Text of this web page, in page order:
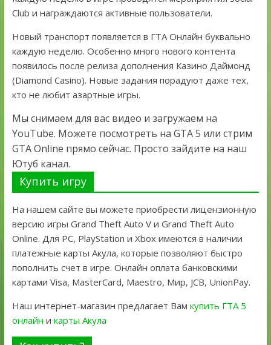
Club и награждаются активные пользователи.
Новый транспорт появляется в ГТА Онлайн буквально
каждую неделю. Особенно много нового контента
появилось после релиза дополнения Казино Даймонд
(Diamond Casino). Новые задания порадуют даже тех,
кто не любит азартные игры.
Мы снимаем для вас видео и загружаем на
YouTube. Можете посмотреть на GTA 5 или стрим
GTA Online прямо сейчас. Просто зайдите на наш
Ютуб канал.
Купить игру
На нашем сайте вы можете приобрести лицензионную
версию игры Grand Theft Auto V и Grand Theft Auto
Online. Для PC, PlayStation и Xbox имеются в наличии
платежные карты Акула, которые позволяют быстро
пополнить счет в игре. Онлайн оплата банковскими
картами Visa, MasterCard, Maestro, Мир, JCB, UnionPay.
Наш интернет-магазин предлагает Вам купить ГТА 5
онлайн и карты Акула